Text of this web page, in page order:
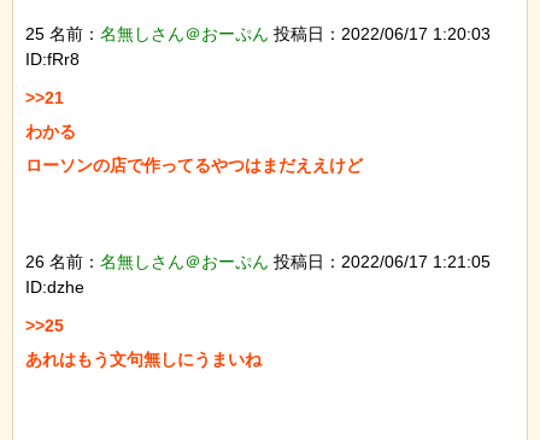
25 名前： 名無しさん＠おーぷん 投稿日：2022/06/17 1:20:03
ID:fRr8
>>21
わかる
ローソンの店で作ってるやつはまだええけど
26 名前： 名無しさん＠おーぷん 投稿日：2022/06/17 1:21:05
ID:dzhe
>>25
あれはもう文句無しにうまいね